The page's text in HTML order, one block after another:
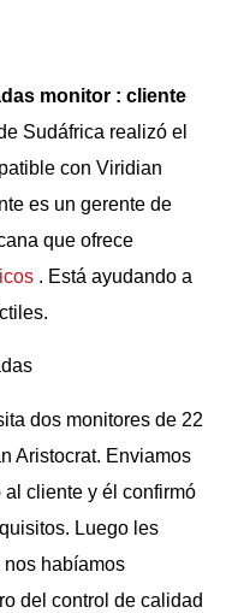
monitor : cliente
Sudáfrica realizó el
con Viridian
es un gerente de
que ofrece
. Está ayudando a
dos monitores de 22
Aristocrat. Enviamos
cliente y él confirmó
Luego les
habíamos
del control de calidad